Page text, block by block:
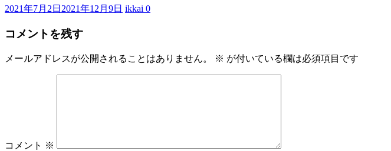
2021年7月2日 2021年12月9日 ikkai 0
コメントを残す
メールアドレスが公開されることはありません。 ※ が付いている欄は必須項目です
コメント ※